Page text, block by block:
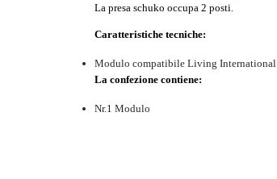
La presa schuko occupa 2 posti.
Caratteristiche tecniche:
Modulo compatibile Living International
La confezione contiene:
Nr.1 Modulo